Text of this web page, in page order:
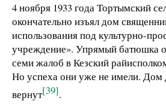
4 ноября 1933 года Тортымский
окончательно изъял дом
использования под культурно-
учреждение». Упрямый батюшка
семи жалоб в Кезский
Но успеха они уже не имели. Дом
вернут[39].